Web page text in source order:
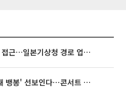
태풍 '돌핀' 오키나와 접근…일본기상청 경로 업데이트
빅뱅, 20주년 기념 '새 뱅봉' 선보인다⋯콘서트 앞두고 팝업 개최